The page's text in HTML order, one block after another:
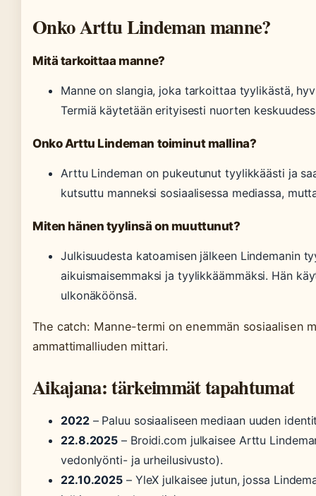
Onko Arttu Lindeman manne?
Mitä tarkoittaa manne?
Manne on slangia, joka tarkoittaa tyylikästä,
Termiä käytetään erityisesti nuorten
Onko Arttu Lindeman toiminut mallina?
Arttu Lindeman on pukeutunut tyylikkäästi ja
kutsuttu manneksi sosiaalisessa mediassa,
Miten hänen tyylinsä on muuttunut?
Julkisuudesta katoamisen jälkeen Lindemanin
aikuismaisemmaksi ja tyylikkäämmäksi. Hän
ulkonäköönsä.
The catch: Manne-termi on enemmän sosiaalisen
ammattimalliuden mittari.
Aikajana: tärkeimmät tapahtumat
2022– Paluu sosiaaliseen mediaan uuden
22.8.2025 – Broidi.com julkaisee Arttu
vedonlyönti- ja urheilusivusto).
22.10.2025 – YleX julkaisee jutun, jossa